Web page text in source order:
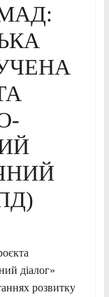
діалог»
розвитку